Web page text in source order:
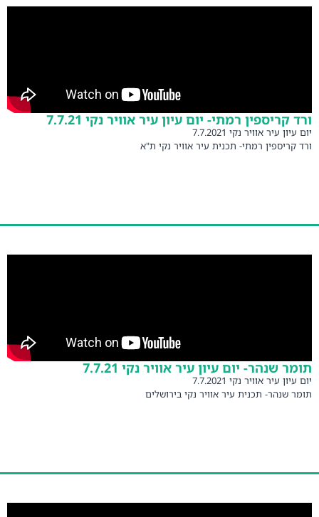
קריספין רמתי- יום עיון עיר אוויר נקי 7.7.21
עיר אוויר נקי 7.7.2021
רמתי- תכנית עיר אוויר נקי ת"א
שנהר- יום עיון עיר אוויר נקי 7.7.21
עיר אוויר נקי 7.7.2021
שנהר- תכנית עיר אוויר נקי בירושלים